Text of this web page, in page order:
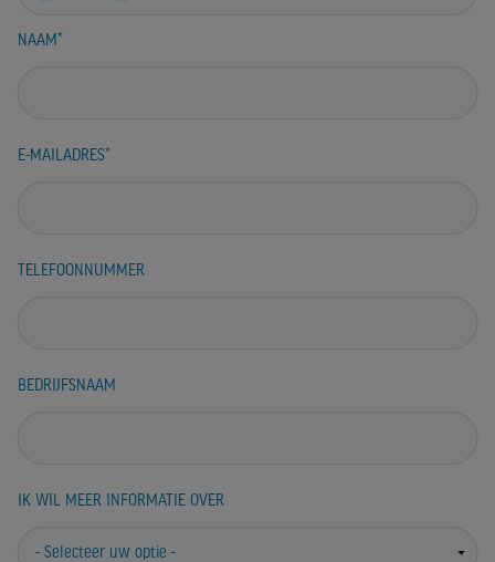
NAAM
E-MAILADRES
TELEFOONNUMMER
BEDRIJFSNAAM
IK WIL MEER INFORMATIE OVER